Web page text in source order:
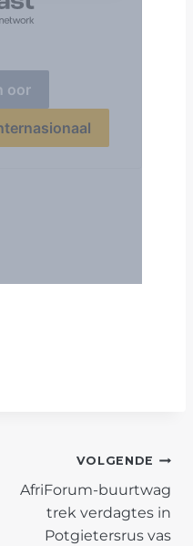
VOLGENDE
AfriForum-buurtwag
trek verdagtes in
Potgietersrus vas